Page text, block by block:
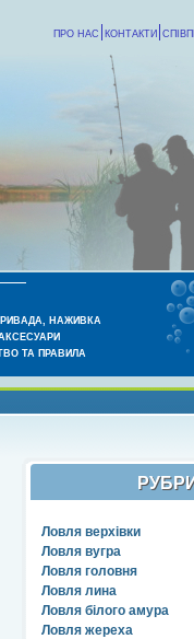
КОНТАКТИ
ПРО НАС
НАЖИВКА
ТА ПРАВИЛА
Ловля верхівки
Ловля вугра
Ловля головня
Ловля лина
Ловля білого амура
Ловля жереха